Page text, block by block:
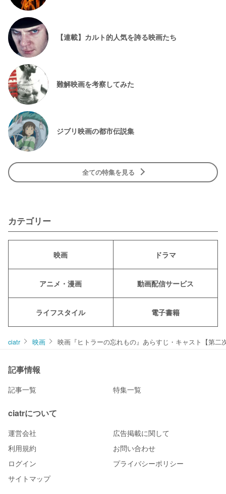
【連載】カルト的人気を誇る映画たち
難解映画を考察してみた
ジブリ映画の都市伝説集
全ての特集を見る
カテゴリー
映画 ドラマ
アニメ・漫画 動画配信サービス
ライフスタイル 電子書籍
ciatr 映画 映画『ヒトラーの忘れもの』あらすじ・キャスト【第二
記事情報
記事一覧 特集一覧
ciatrについて
運営会社
広告掲載に関して
利用規約
お問い合わせ
ログイン
プライバシーポリシー
サイトマップ